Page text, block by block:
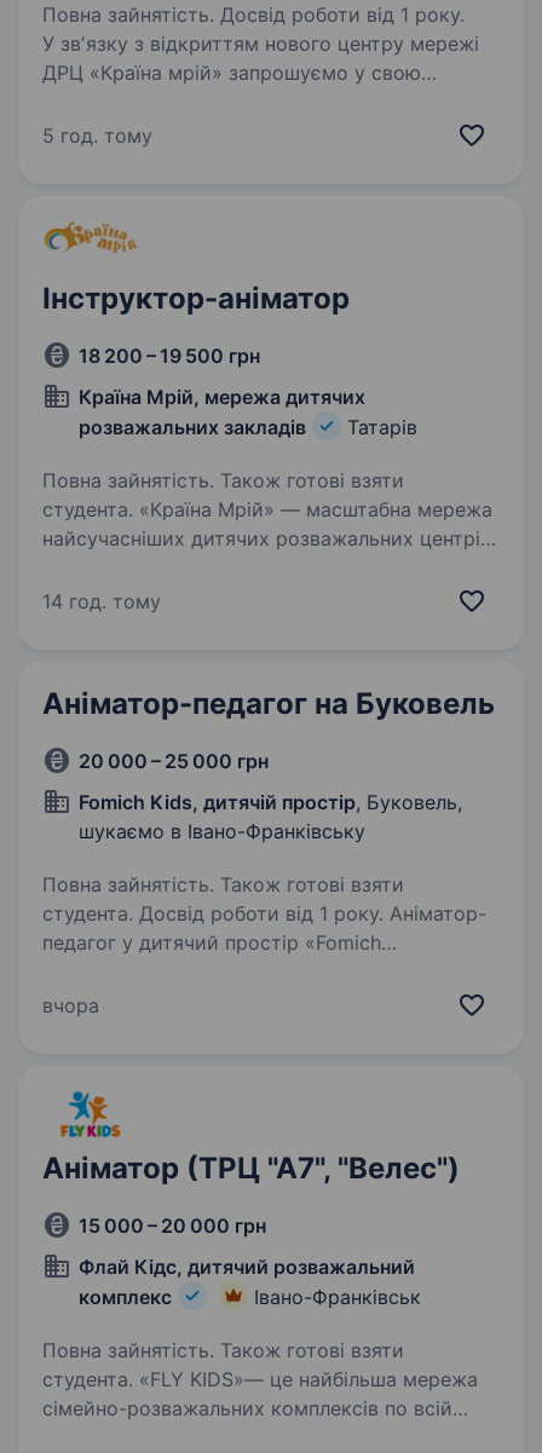
Повна зайнятість. Досвід роботи від 1 року.
У звʼязку з відкриттям нового центру мережі
ДРЦ «Країна мрій» запрошуємо у свою
аніматорів.Що буде входити в обов’язки?
5 год. тому
Інструктор-аніматор
18 200 – 19 500 грн
Країна Мрій, мережа дитячих
розважальних закладів
Татарів
Повна зайнятість. Також готові взяти
студента. «Країна Мрій» — масштабна мережа
найсучасніших дитячих розважальних центрів
поєднуємо високий рівень професіоналізму
14 год. тому
Аніматор-педагог на Буковель
20 000 – 25 000 грн
Fomich Kids, дитячій простір, Буковель,
шукаємо в Івано-Франківську
Повна зайнятість. Також готові взяти
студента. Досвід роботи від 1 року. Аніматор-
педагог у дитячий простір «Fomich
повертатися, а батьки можуть по-
дітей, вміє їх надихати,…
вчора
Аніматор (ТРЦ "А7", "Велес")
15 000 – 20 000 грн
Флай Кідс, дитячий розважальний
комплекс
Івано-Франківськ
Повна зайнятість. Також готові взяти
студента. «FLY KIDS»— це найбільша мережа
сімейно-розважальних комплексів по всій